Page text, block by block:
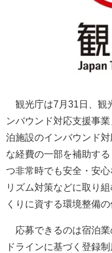
観光庁は7月31日、観
ンバウンド対応支援事
泊施設のインバウンド
な経費の一部を補助す
つ非常時でも安全・安
リズム対策などに取り
くりに資する環境整備の
応募できるのは宿泊業
ドラインに基づく登録